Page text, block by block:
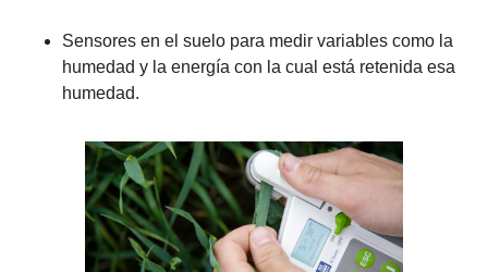
Sensores en el suelo para medir variables como la
humedad y la energía con la cual está retenida esa
humedad.